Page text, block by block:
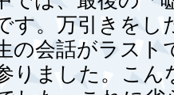
す。万引きをし
の会話がラスト
りました。こ